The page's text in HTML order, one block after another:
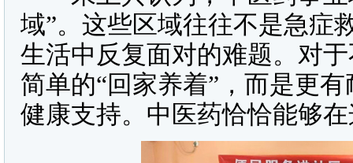
域”。这些区域往往不是急症
生活中反复面对的难题。对
简单的“回家养着”，而是更
健康支持。中医药恰恰能够